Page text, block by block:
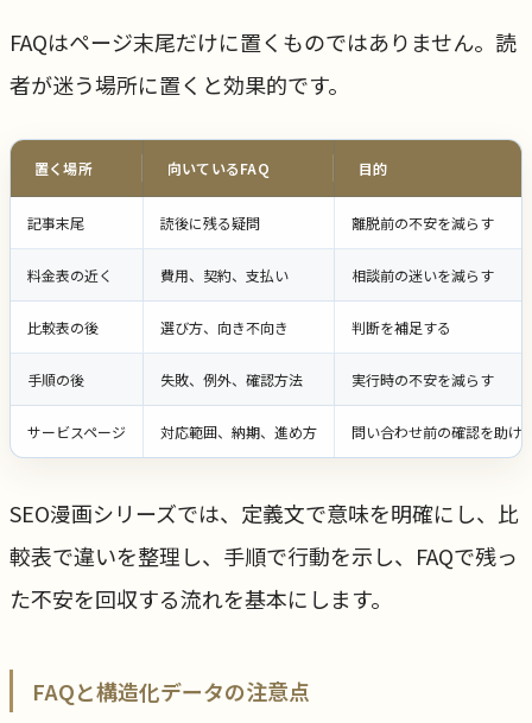
FAQはページ末尾だけに置くものではありません。読
者が迷う場所に置くと効果的です。
置く場所 向いているFAQ 目的
記事末尾 読後に残る疑問 離脱前の不安を減らす
料金表の近く 費用、契約、支払い 相談前の迷いを減らす
比較表の後 選び方、向き不向き 判断を補足する
手順の後 失敗、例外、確認方法 実行時の不安を減らす
サービスページ 対応範囲、納期、進め方 問い合わせ前の確認を助け
SEO漫画シリーズでは、定義文で意味を明確にし、比
較表で違いを整理し、手順で行動を示し、FAQで残っ
た不安を回収する流れを基本にします。
FAQと構造化データの注意点